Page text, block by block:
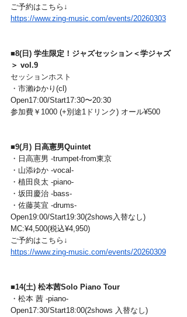
ご予約はこちら↓
https://www.zing-music.com/events/20260303
■8(日) 学生限定！ジャズセッション＜学ジャズ
＞ vol.9
セッションホスト
・ 市瀨ゆかり(cl)
Open17:00/Start17:30〜20:30
参加費￥1000 (+別途1ドリンク) オール¥500
■9(月) 日高憲男Quintet
・日高憲男 -trumpet-from東京
・山添ゆか -vocal-
・植田良太 -piano-
・坂田慶治 -bass-
・佐藤英宜 -drums-
Open19:00/Start19:30(2shows入替なし)
MC:¥4,500(税込¥4,950)
ご予約はこちら↓
https://www.zing-music.com/events/20260309
■14(土) 松本茜Solo Piano Tour
・松本 茜 -piano-
Open17:30/Start18:00(2shows 入替なし)